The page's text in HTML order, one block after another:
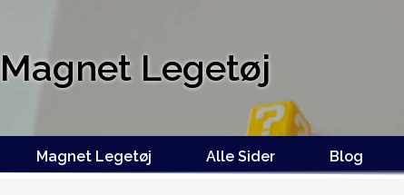
Magnet Legetøj
Magnet Legetøj Alle Sider Blog